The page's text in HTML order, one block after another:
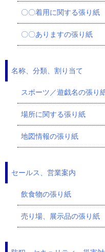
〇〇着用に関する張り紙
〇〇ありますの張り紙
名称、分類、割り当て
スポーツ／遊戯名の張り
場所に関する張り紙
地図情報の張り紙
セールス、営業案内
飲食物の張り紙
売り場、展示品の張り紙